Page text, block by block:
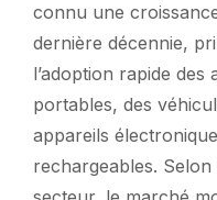
connu une
dernière décennie,
l’adoption rapide
portables, des
appareils
rechargeables.